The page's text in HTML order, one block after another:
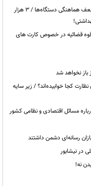
ریمـدان؛ مرزی گرفتار در صف، کمبود زیرساخت و ضعف هماهنگی دستگاه‌ها / ۳ هزار
قضائیه در خصوص کارت های
باز نخواهد شد
کجا خوابیده‌اند؟ / زیر سایه
مسائل اقتصادی و نظامی کشور
رسانه‌ای دشمن داشتند
نه!